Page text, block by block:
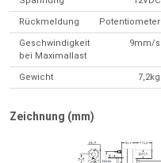
Rückmeldung Potentiometer
Geschwindigkeit
bei Maximallast
9mm/s
Gewicht 7,2kg
Zeichnung (mm)